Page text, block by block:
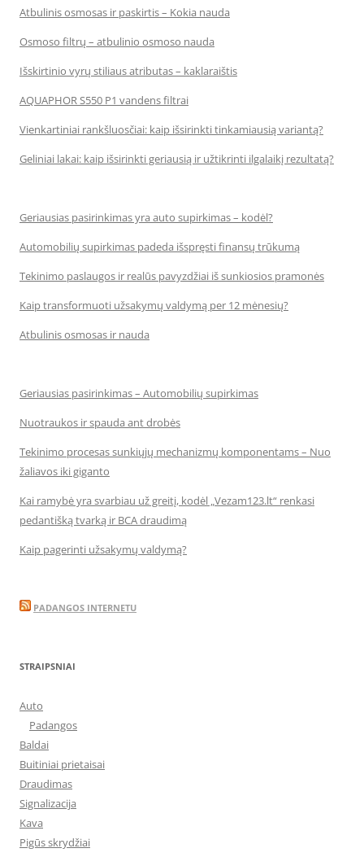
Atbulinis osmosas ir paskirtis – Kokia nauda
Osmoso filtrų – atbulinio osmoso nauda
Išskirtinio vyrų stiliaus atributas – kaklaraištis
AQUAPHOR S550 P1 vandens filtrai
Vienkartiniai rankšluosčiai: kaip išsirinkti tinkamiausią variantą?
Geliniai lakai: kaip išsirinkti geriausią ir užtikrinti ilgalaikį rezultatą?
Geriausias pasirinkimas yra auto supirkimas – kodėl?
Automobilių supirkimas padeda išspręsti finansų trūkumą
Tekinimo paslaugos ir realūs pavyzdžiai iš sunkiosios pramonės
Kaip transformuoti užsakymų valdymą per 12 mėnesių?
Atbulinis osmosas ir nauda
Geriausias pasirinkimas – Automobilių supirkimas
Nuotraukos ir spauda ant drobės
Tekinimo procesas sunkiųjų mechanizmų komponentams – Nuo
žaliavos iki giganto
Kai ramybė yra svarbiau už greitį, kodėl „Vezam123.lt“ renkasi
pedantišką tvarką ir BCA draudimą
Kaip pagerinti užsakymų valdymą?
PADANGOS INTERNETU
STRAIPSNIAI
Auto
Padangos
Baldai
Buitiniai prietaisai
Draudimas
Signalizacija
Kava
Pigūs skrydžiai